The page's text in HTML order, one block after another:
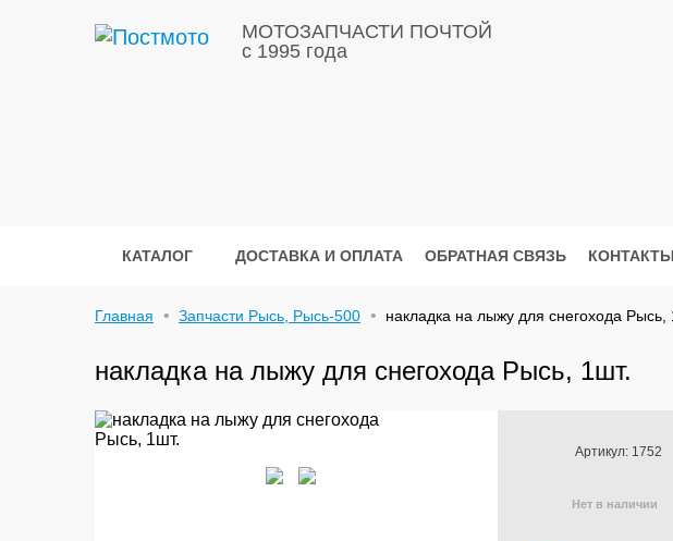
МОТОЗАПЧАСТИ ПОЧТОЙ
с 1995 года
КАТАЛОГ ДОСТАВКА И ОПЛАТА ОБРАТНАЯ СВЯЗЬ КОНТАКТЫ
Главная Запчасти Рысь, Рысь-500 накладка на лыжу для снегохода Рысь,
накладка на лыжу для снегохода Рысь, 1шт.
Артикул: 1752
Нет в наличии